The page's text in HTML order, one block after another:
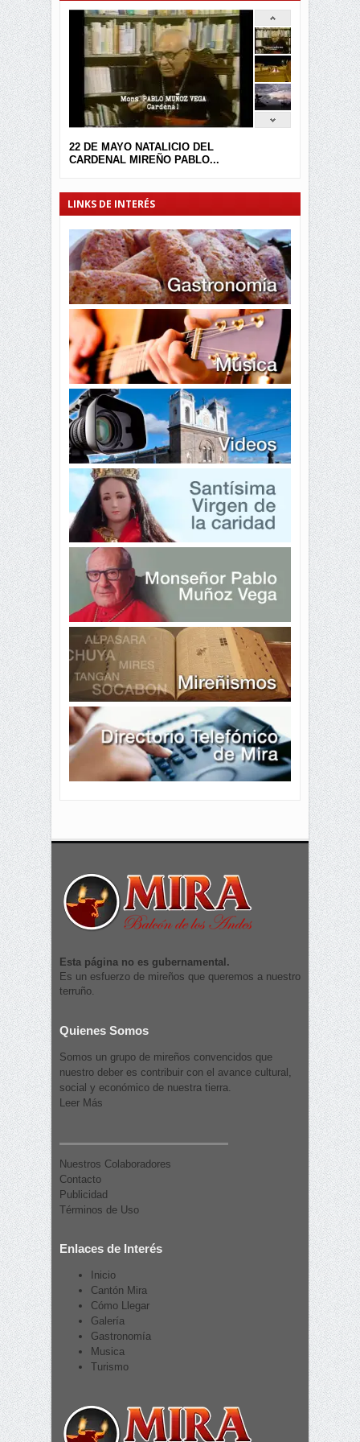
22 DE MAYO NATALICIO DEL
CARDENAL MIREÑO PABLO...
LINKS DE INTERÉS
Esta página no es gubernamental.
Es un esfuerzo de mireños que queremos a nuestro
terruño.
Quienes Somos
Somos un grupo de mireños convencidos que
nuestro deber es contribuir con el avance cultural,
social y económico de nuestra tierra.
Leer Más
Nuestros Colaboradores
Contacto
Publicidad
Términos de Uso
Enlaces de Interés
Inicio
Cantón Mira
Cómo Llegar
Galería
Gastronomía
Musica
Turismo